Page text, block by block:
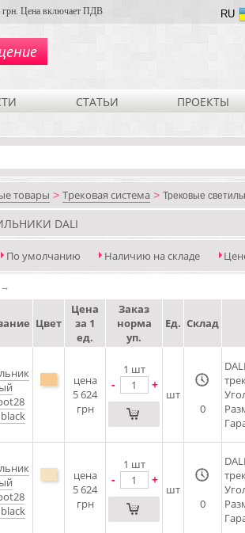
грн. Цена включает ПДВ RU
СТАТЬИ ПРОЕКТЫ
товары > Трековая система > Трековые
DALI
По умолчанию Наличию на складе
→
Цвет
Цена
за 1
ед.
Заказ
норма
уп.
Ед. Склад
цена
5 624
грн
1 шт
- +
шт
0
цена
5 624
грн
1 шт
- +
шт
0